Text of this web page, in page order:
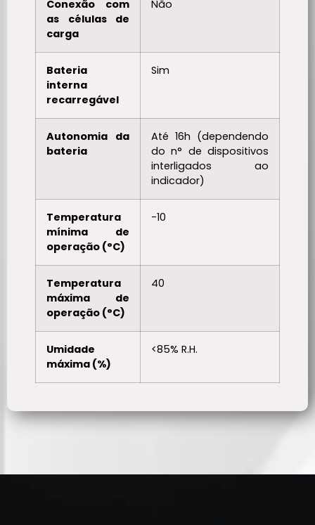
Conexão com
as células de
carga
Não
Bateria
interna
recarregável
Sim
Autonomia da
bateria
Até 16h (dependendo
do n° de dispositivos
interligados ao
indicador)
Temperatura
mínima de
operação (°C)
-10
Temperatura
máxima de
operação (°C)
40
Umidade
máxima (%)
<85% R.H.